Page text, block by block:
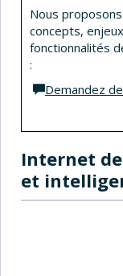
Nous
concepts,
fonctionnalités
:
Demandez
Internet
et